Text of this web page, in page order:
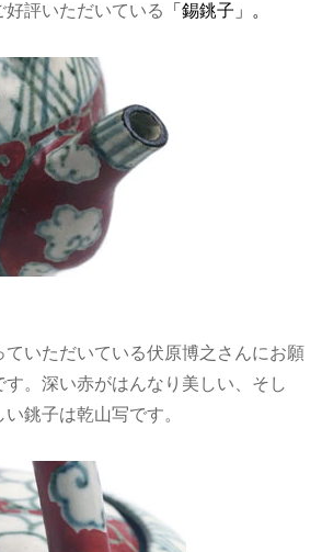
評いただいている
「錫銚子」。
ていただいている伏原博之さんにお願
。深い赤がはんなり美しい、そし
銚子は乾山写です。